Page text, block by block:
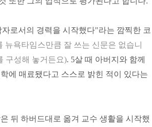
로서의 경력을 시작했다"라는 깜찍한 코
뉴욕타임스만큼 잘 쓰는 신문은 없습니
구성해 놓거든요). 5살 때 아버지와 함께
에 매료됐다고 스스로 밝힌 적이 있다는
뒤 하버드대로 옮겨 교수 생활을 시작했